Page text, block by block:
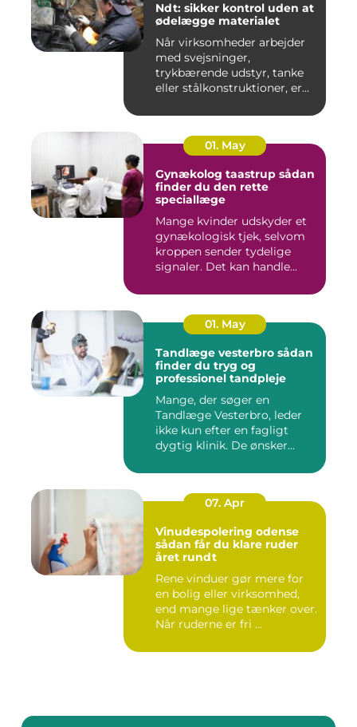
Ndt: sikker kontrol uden at
ødelægge materialet
Når virksomheder arbejder
med svejsninger,
trykbærende udstyr, tanke
eller stålkonstruktioner, er
01. May
Gynækolog taastrup sådan
finder du den rette
speciallæge
Mange kvinder udskyder et
gynækologisk tjek, selvom
kroppen sender tydelige
signaler. Det kan handle...
01. May
Tandlæge vesterbro sådan
finder du tryg og
professionel tandpleje
Mange, der søger en
Tandlæge Vesterbro, leder
ikke kun efter en fagligt
dygtig klinik. De ønsker
07. Apr
Vinudespolering odense
sådan får du klare ruder
året rundt
Rene vinduer gør mere for
en bolig eller virksomhed,
end mange lige tænker over.
Når ruderne er fri ...